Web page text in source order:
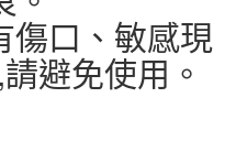
傷口、敏感現
避免使用。